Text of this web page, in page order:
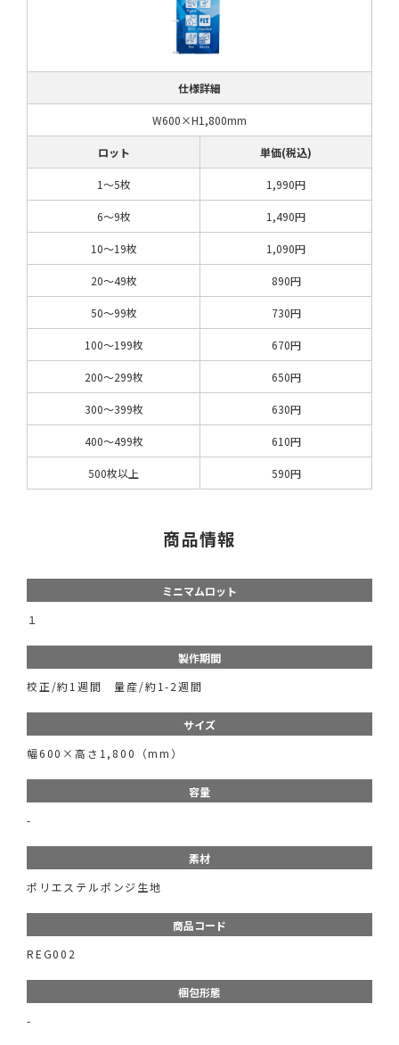
仕様詳細
W600×H1,800mm
ロット 単価(税込)
1〜5枚 1,990円
6～9枚 1,490円
10～19枚 1,090円
20～49枚 890円
50～99枚 730円
100～199枚 670円
200～299枚 650円
300～399枚 630円
400～499枚 610円
500枚以上 590円
商品情報
ミニマムロット
１
製作期間
校正/約1週間 量産/約1-2週間
サイズ
幅600×高さ1,800（mm）
容量
-
素材
ポリエステルポンジ生地
商品コード
REG002
梱包形態
-